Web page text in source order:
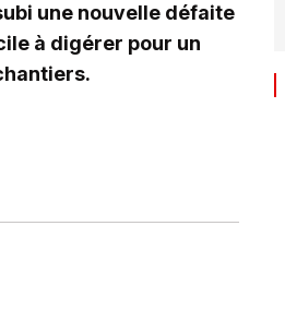
une nouvelle défaite
à digérer pour un